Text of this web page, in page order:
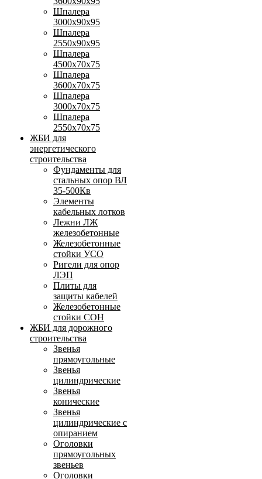
Шпалера
3000х90х95
Шпалера
2550х90х95
Шпалера
4500х70х75
Шпалера
3600х70х75
Шпалера
3000х70х75
Шпалера
2550х70х75
ЖБИ для
энергетического
строительства
Фундаменты для
стальных опор ВЛ
35-500Кв
Элементы
кабельных лотков
Лежни ЛЖ
железобетонные
Железобетонные
стойки УСО
Ригели для опор
ЛЭП
Плиты для
защиты кабелей
Железобетонные
стойки СОН
ЖБИ для дорожного
строительства
Звенья
прямоугольные
Звенья
цилиндрические
Звенья
конические
Звенья
цилиндрические с
опиранием
Оголовки
прямоугольных
звеньев
Оголовки